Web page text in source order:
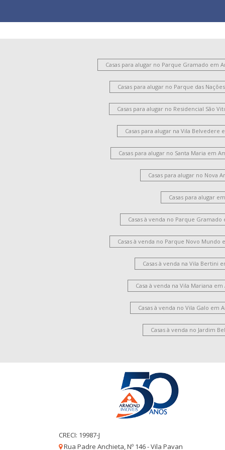
Casas para alugar no Parque Gramado em
Casas para alugar no Parque das
Casas para alugar no Residencial São
Casas para alugar na Vila Belvedere
Casas para alugar no Santa Maria em
Casas para alugar no Nova
Casas para alugar
Casas à venda no Parque Gramado
Casas à venda no Parque Novo Mundo
Casas à venda na Vila Bertini
Casa à venda na Vila Mariana
Casas à venda no Vila Galo em
Casas à venda no Jardim
CRECI: 19987-J
Rua Padre Anchieta, Nº 146 - Vila Pavan